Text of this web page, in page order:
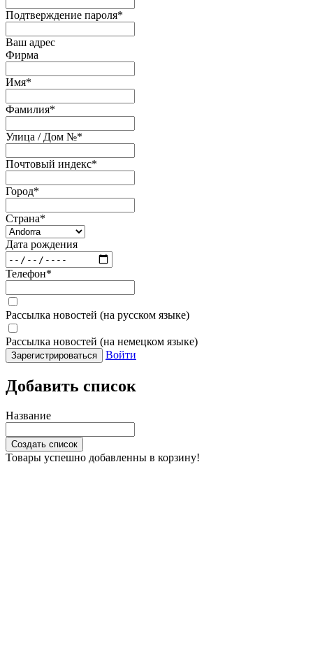
Подтверждение пароля*
Ваш адрес
Фирма
Имя*
Фамилия*
Улица / Дом №*
Почтовый индекс*
Город*
Страна*
Дата рождения
Телефон*
Рассылка новостей (на русском языке)
Рассылка новостей (на немецком языке)
Зарегистрироваться Войти
Добавить список
Название
Создать список
Товары успешно добавленны в корзину!